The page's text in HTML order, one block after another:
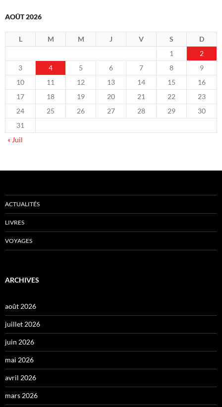
AOÛT 2026
L M M J V S
D
1
2
3
4 5 6 7 8
9
10
11 12 13 14 15
16
17
18 19 20 21 22
23
24
25 26 27 28 29
30
31
« Juil
ACTUALITÉS
LIVRES
VOYAGES
ARCHIVES
août 2026
juillet 2026
juin 2026
mai 2026
avril 2026
mars 2026